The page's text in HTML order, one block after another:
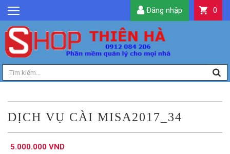
GIỚI THIỆU
TIN TỨC
SẢN PHẨM
DỊCH VỤ
LIÊN HỆ
TIỆN ÍCH
QUẢN LÝ
0
Đăng nhập
DỊCH VỤ CÀI MISA2017_34
5.000.000 VND